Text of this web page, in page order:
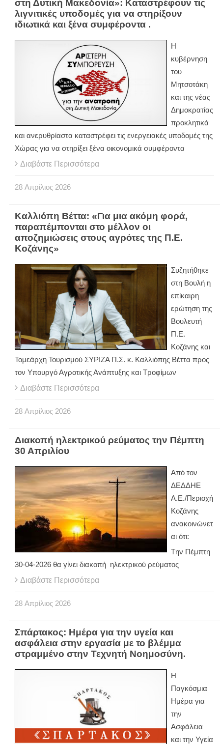
στη Δυτική Μακεδονία»: Καταστρέφουν τις
λιγνιτικές υποδομές για να στηρίξουν
ιδιωτικά και ξένα συμφέροντα .
Η
κυβέρνηση
του
Μητσοτάκη
και της νέας
Δημοκρατίας
προκλητικά
και ανερυθρίαστα καταστρέφει τις ενεργειακές υποδομές της
Χώρας για να στηρίξει ξένα οικονομικά συμφέροντα
Διαβάστε Περισσότερα
28 Απρίλιος 2026
Καλλιόπη Βέττα: «Για μια ακόμη φορά,
παραπέμπονται στο μέλλον οι
αποζημιώσεις στους αγρότες της Π.Ε.
Κοζάνης»
Συζητήθηκε
στη Βουλή η
επίκαιρη
ερώτηση της
Βουλευτή
Π.Ε.
Κοζάνης και
Τομεάρχη Τουρισμού ΣΥΡΙΖΑ Π.Σ. κ. Καλλιόπης Βέττα προς
τον Υπουργό Αγροτικής Ανάπτυξης και Τροφίμων
Διαβάστε Περισσότερα
28 Απρίλιος 2026
Διακοπή ηλεκτρικού ρεύματος την Πέμπτη
30 Απριλίου
Από τον
ΔΕΔΔΗΕ
Α.Ε./Περιοχή
Κοζάνης
ανακοινώνετ
αι ότι:
Tην Πέμπτη
30-04-2026 θα γίνει διακοπή ηλεκτρικού ρεύματος
Διαβάστε Περισσότερα
28 Απρίλιος 2026
Σπάρτακος: Ημέρα για την υγεία και
ασφάλεια στην εργασία με το βλέμμα
στραμμένο στην Τεχνητή Νοημοσύνη.
Η
Παγκόσμια
Ημέρα για
την
Ασφάλεια
και την Υγεία